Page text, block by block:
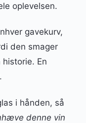
oplevelsen.
gavekurv,
den smager
En
i hånden, så
denne vin